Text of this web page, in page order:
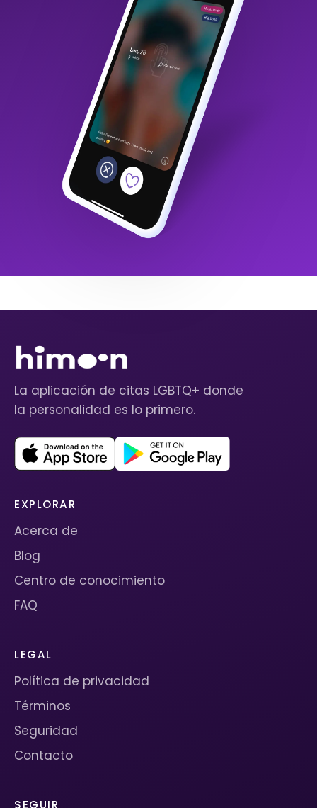
La aplicación de citas LGBTQ+ donde
la personalidad es lo primero.
EXPLORAR
Acerca de
Blog
Centro de conocimiento
FAQ
LEGAL
Política de privacidad
Términos
Seguridad
Contacto